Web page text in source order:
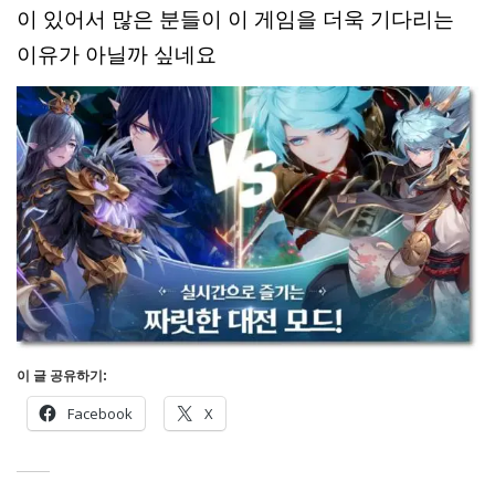
이 있어서 많은 분들이 이 게임을 더욱 기다리는
이유가 아닐까 싶네요
이 글 공유하기:
Facebook X